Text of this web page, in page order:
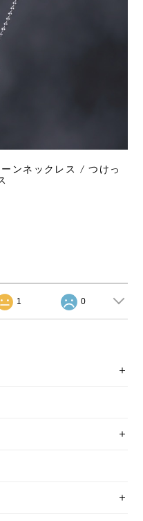
ンネックレス / つけっ
1 0